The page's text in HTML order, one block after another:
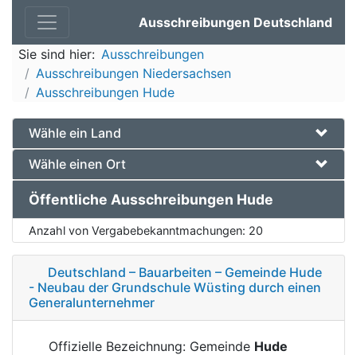
Ausschreibungen Deutschland
Sie sind hier: Ausschreibungen
Ausschreibungen Niedersachsen
Ausschreibungen Hude
Wähle ein Land
Wähle einen Ort
Öffentliche Ausschreibungen Hude
Anzahl von Vergabebekanntmachungen: 20
Deutschland – Bauarbeiten – Gemeinde Hude
- Neubau der Grundschule Wüsting durch einen
Generalunternehmer
Offizielle Bezeichnung: Gemeinde Hude